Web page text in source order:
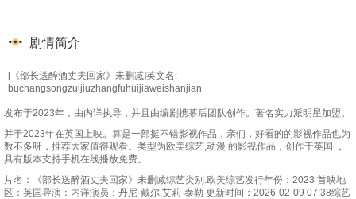
剧情简介
[《部长送醉酒丈夫回家》未删减]英文名:
buchangsongzuijiuzhangfuhuijiaweishanjian
发布于2023年，由内详执导，并且由编剧携幕后团队创作。著名实力派明星加盟。
并于2023年在英国上映。算是一部挺不错影视作品，亲们，好看的的影视作品也为
数不多呀，推荐大家值得观看。类型为欧美综艺,动漫 的影视作品，创作于英国 ，
具有版本支持手机在线播放免费。
片名：《部长送醉酒丈夫回家》未删减综艺类别:欧美综艺发行年份：2023 首映地
区：英国导演：内详演员：丹尼·戴尔,艾莉·泰勒 更新时间：2026-02-09 07:38综艺